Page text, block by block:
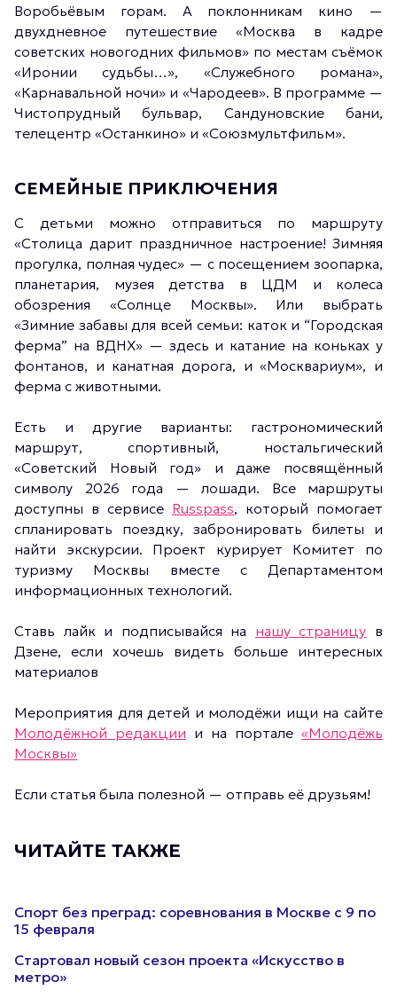
Воробьёвым горам. А поклонникам кино —
двухдневное путешествие «Москва в кадре
советских новогодних фильмов» по местам съёмок
«Иронии судьбы…», «Служебного романа»,
«Карнавальной ночи» и «Чародеев». В программе —
Чистопрудный бульвар, Сандуновские бани,
телецентр «Останкино» и «Союзмультфильм».
СЕМЕЙНЫЕ ПРИКЛЮЧЕНИЯ
С детьми можно отправиться по маршруту
«Столица дарит праздничное настроение! Зимняя
прогулка, полная чудес» — с посещением зоопарка,
планетария, музея детства в ЦДМ и колеса
обозрения «Солнце Москвы». Или выбрать
«Зимние забавы для всей семьи: каток и “Городская
ферма” на ВДНХ» — здесь и катание на коньках у
фонтанов, и канатная дорога, и «Москвариум», и
ферма с животными.
Есть и другие варианты: гастрономический
маршрут, спортивный, ностальгический
«Советский Новый год» и даже посвящённый
символу 2026 года — лошади. Все маршруты
доступны в сервисе Russpass, который помогает
спланировать поездку, забронировать билеты и
найти экскурсии. Проект курирует Комитет по
туризму Москвы вместе с Департаментом
информационных технологий.
Ставь лайк и подписывайся на нашу страницу в
Дзене, если хочешь видеть больше интересных
материалов
Мероприятия для детей и молодёжи ищи на сайте
Молодёжной редакции и на портале «Молодёжь
Москвы»
Если статья была полезной — отправь её друзьям!
ЧИТАЙТЕ ТАКЖЕ
Спорт без преград: соревнования в Москве с 9 по
15 февраля
Стартовал новый сезон проекта «Искусство в
метро»